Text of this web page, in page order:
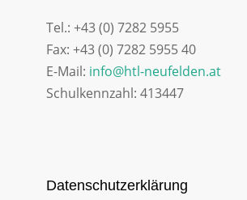
Tel.: +43 (0) 7282 5955
Fax: +43 (0) 7282 5955 40
E-Mail: info@htl-neufelden.at
Schulkennzahl: 413447
Datenschutzerklärung